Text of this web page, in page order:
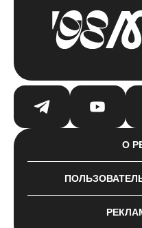
О